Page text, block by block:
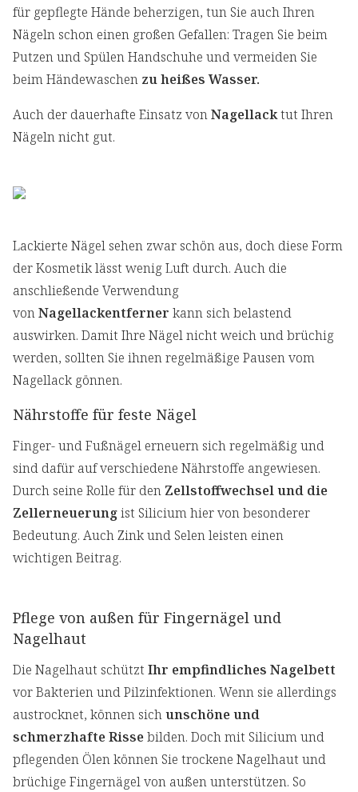
für gepflegte Hände beherzigen, tun Sie auch Ihren
Nägeln schon einen großen Gefallen: Tragen Sie beim
Putzen und Spülen Handschuhe und vermeiden Sie
beim Händewaschen zu heißes Wasser.
Auch der dauerhafte Einsatz vonNagellacktut Ihren
Nägeln nicht gut.
Lackierte Nägel sehen zwar schön aus, doch diese Form
der Kosmetik lässt wenig Luft durch. Auch die
anschließende Verwendung
vonNagellackentferner kann sich belastend
auswirken. Damit Ihre Nägel nicht weich und brüchig
werden, sollten Sie ihnen regelmäßige Pausen vom
Nagellack gönnen.
Nährstoffe für feste Nägel
Finger- und Fußnägel erneuern sich regelmäßig und
sind dafür auf verschiedene Nährstoffe angewiesen.
Durch seine Rolle für den Zellstoffwechsel und die
Zellerneuerungist Silicium hier von besonderer
Bedeutung. Auch Zink und Selen leisten einen
wichtigen Beitrag.
Pflege von außen für Fingernägel und
Nagelhaut
Die Nagelhaut schützt Ihr empfindliches Nagelbett
vor Bakterien und Pilzinfektionen. Wenn sie allerdings
austrocknet, können sichunschöne und
schmerzhafte Rissebilden. Doch mit Silicium und
pflegenden Ölen können Sie trockene Nagelhaut und
brüchige Fingernägel von außen unterstützen. So